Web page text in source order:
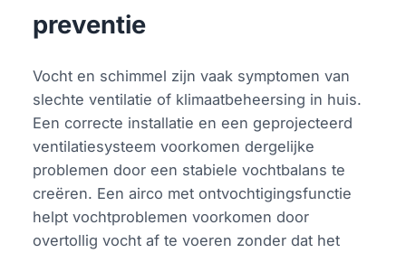
preventie
Vocht en schimmel zijn vaak symptomen van
slechte ventilatie of klimaatbeheersing in huis.
Een correcte installatie en een geprojecteerd
ventilatiesysteem voorkomen dergelijke
problemen door een stabiele vochtbalans te
creëren. Een airco met ontvochtigingsfunctie
helpt vochtproblemen voorkomen door
overtollig vocht af te voeren zonder dat het